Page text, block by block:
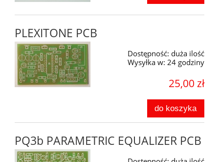
PLEXITONE PCB
Dostępność: duża ilość
Wysyłka w: 24 godziny
25,00 zł
do koszyka
PQ3b PARAMETRIC EQUALIZER PCB